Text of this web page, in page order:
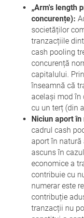
„Arm's length
concurențe):
societăților
tranzacțiile
cash pooling
concurență
capitalului.
înseamnă că
același mod în
cu un terț (din
Niciun aport
cadrul cash
aport în natură
ascuns în
economice a
contribuie cu
numerar este
contribuție
tranzacții nu